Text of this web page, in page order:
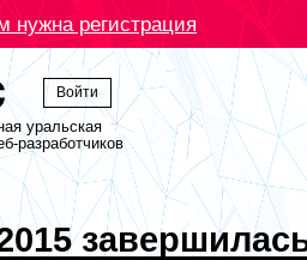
нужна регистрация
Войти
уральская
разработчиков